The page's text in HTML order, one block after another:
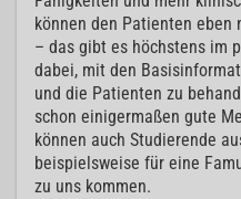
können den Patienten eben
– das gibt es höchstens im
dabei, mit den
und die Patienten zu
schon einigermaßen gute
können auch Studierende
beispielsweise für eine
zu uns kommen.